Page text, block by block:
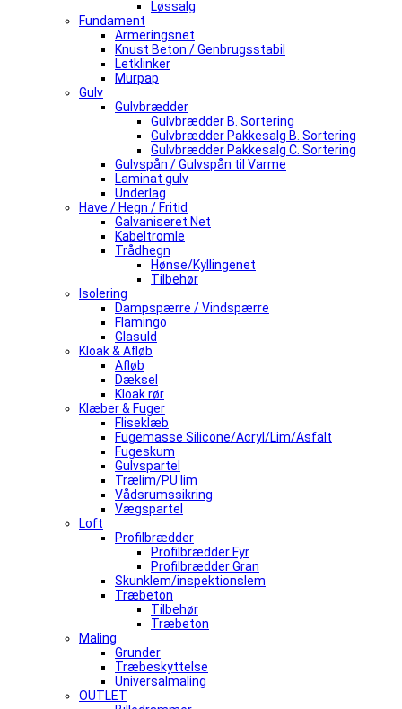
Løssalg
Fundament
Armeringsnet
Knust Beton / Genbrugsstabil
Letklinker
Murpap
Gulv
Gulvbrædder
Gulvbrædder B. Sortering
Gulvbrædder Pakkesalg B. Sortering
Gulvbrædder Pakkesalg C. Sortering
Gulvspån / Gulvspån til Varme
Laminat gulv
Underlag
Have / Hegn / Fritid
Galvaniseret Net
Kabeltromle
Trådhegn
Hønse/Kyllingenet
Tilbehør
Isolering
Dampspærre / Vindspærre
Flamingo
Glasuld
Kloak & Afløb
Afløb
Dæksel
Kloak rør
Klæber & Fuger
Fliseklæb
Fugemasse Silicone/Acryl/Lim/Asfalt
Fugeskum
Gulvspartel
Trælim/PU lim
Vådsrumssikring
Vægspartel
Loft
Profilbrædder
Profilbrædder Fyr
Profilbrædder Gran
Skunklem/inspektionslem
Træbeton
Tilbehør
Træbeton
Maling
Grunder
Træbeskyttelse
Universalmaling
OUTLET